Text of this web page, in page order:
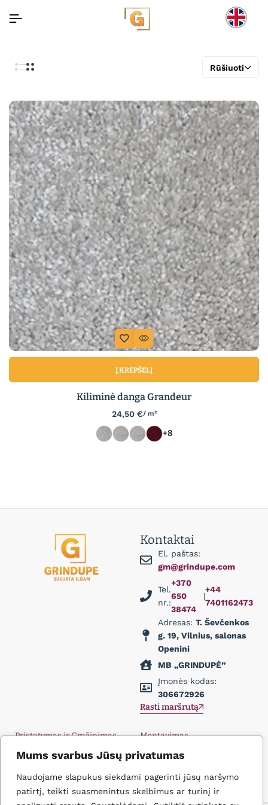
Mums svarbus Jūsų privatumas
Naudojame slapukus siekdami pagerinti jūsų naršymo
patirtį, teikti suasmenintus skelbimus ar turinį ir
Rūšiuoti
Į KREPŠELĮ
Kiliminė danga Grandeur
24,50 €/ m²
+8
Kontaktai
El. paštas:
gm@grindupe.com
Tel.
nr.:
+370
650
38474
|
+44
7401162473
Adresas: T. Ševčenkos
g. 19, Vilnius, salonas
Openini
MB „GRINDUPĖ”
Įmonės kodas:
306672926
Rasti maršrutą
Pristatymas ir Grąžinimas
Privatumo politika
Montavimas
Didmena
Kontaktai